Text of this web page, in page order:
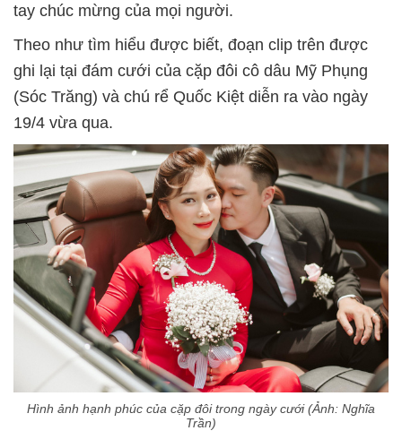
tay chúc mừng của mọi người.
Theo như tìm hiểu được biết, đoạn clip trên được
ghi lại tại đám cưới của cặp đôi cô dâu Mỹ Phụng
(Sóc Trăng) và chú rể Quốc Kiệt diễn ra vào ngày
19/4 vừa qua.
Hình ảnh hạnh phúc của cặp đôi trong ngày cưới (Ảnh: Nghĩa
Trần)